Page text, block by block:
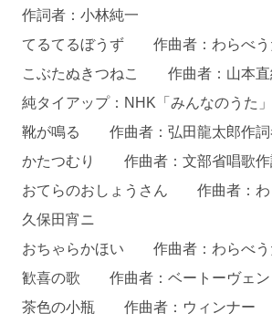
作詞者：小林純一
てるてるぼうず 作曲者：わらべう
こぶたぬきつねこ 作曲者：山本直
純タイアップ：NHK「みんなのうた
靴が鳴る 作曲者：弘田龍太郎作詞
かたつむり 作曲者：文部省唱歌作
おてらのおしょうさん 作曲者：わ
久保田宵ニ
おちゃらかほい 作曲者：わらべう
歓喜の歌 作曲者：ベートーヴェン
茶色の小瓶 作曲者：ウィンナー